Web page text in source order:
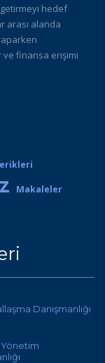
hedef
arası alanda
ve finansa erişimi
Makaleler
Danışmanlığı
Yönetim